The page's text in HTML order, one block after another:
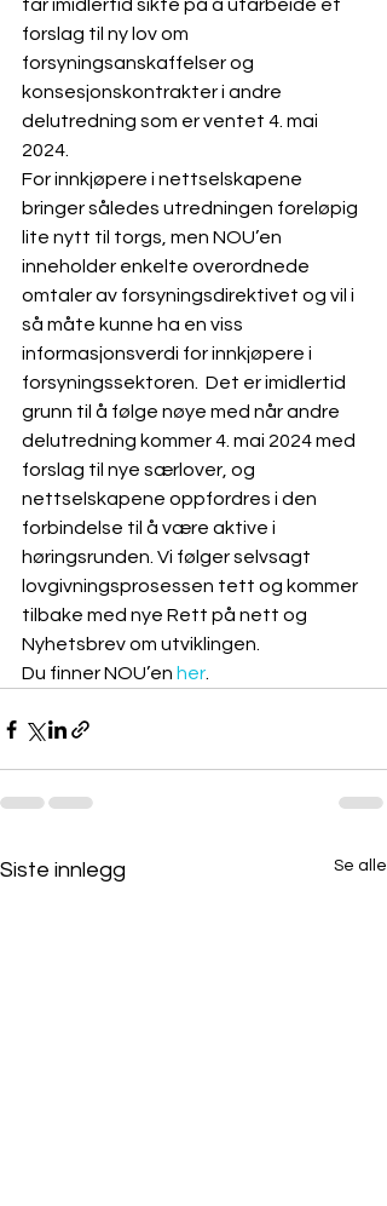
tar imidlertid sikte på å utarbeide et
forslag til ny lov om
forsyningsanskaffelser og
konsesjonskontrakter i andre
delutredning som er ventet 4. mai
2024.
For innkjøpere i nettselskapene
bringer således utredningen foreløpig
lite nytt til torgs, men NOU’en
inneholder enkelte overordnede
omtaler av forsyningsdirektivet og vil i
så måte kunne ha en viss
informasjonsverdi for innkjøpere i
forsyningssektoren.  Det er imidlertid
grunn til å følge nøye med når andre
delutredning kommer 4. mai 2024 med
forslag til nye særlover, og
nettselskapene oppfordres i den
forbindelse til å være aktive i
høringsrunden. Vi følger selvsagt
lovgivningsprosessen tett og kommer
tilbake med nye Rett på nett og
Nyhetsbrev om utviklingen.
Du finner NOU’en her
Siste innlegg Se alle